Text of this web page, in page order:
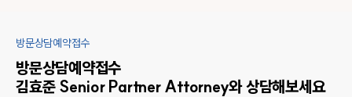
방문상담예약접수
방문상담예약접수
김효준 Senior Partner Attorney와 상담해보세요